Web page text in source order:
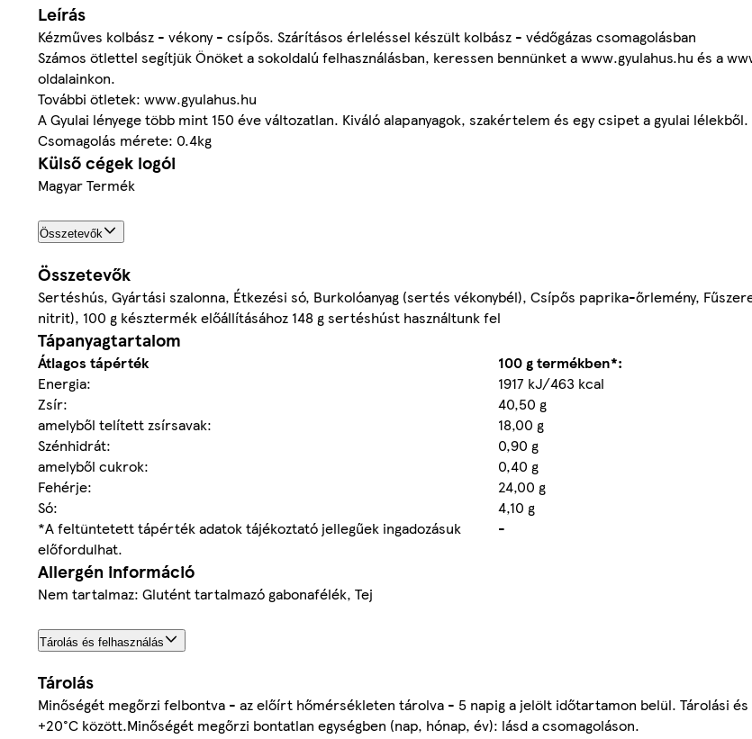
Leírás
Kézműves kolbász - vékony - csípős. Szárításos érleléssel készült kolbász - védőgázas csomagolásban
Számos ötlettel segítjük Önöket a sokoldalú felhasználásban, keressen bennünket a www.gyulahus.hu és a
oldalainkon.
További ötletek: www.gyulahus.hu
A Gyulai lényege több mint 150 éve változatlan. Kiváló alapanyagok, szakértelem és egy csipet a gyulai lélekből.
Csomagolás mérete: 0.4kg
Külső cégek logói
Magyar Termék
Összetevők
Összetevők
Sertéshús, Gyártási szalonna, Étkezési só, Burkolóanyag (sertés vékonybél), Csípős paprika-őrlemény,
nitrit), 100 g késztermék előállításához 148 g sertéshúst használtunk fel
Tápanyagtartalom
Átlagos tápérték
100 g termékben*:
Energia:
1917 kJ/463 kcal
Zsír:
40,50 g
amelyből telített zsírsavak:
18,00 g
Szénhidrát:
0,90 g
amelyből cukrok:
0,40 g
Fehérje:
24,00 g
Só:
4,10 g
*A feltüntetett tápérték adatok tájékoztató jellegűek ingadozásuk
előfordulhat.
-
Allergén információ
Nem tartalmaz: Glutént tartalmazó gabonafélék, Tej
Tárolás és felhasználás
Tárolás
Minőségét megőrzi felbontva - az előírt hőmérsékleten tárolva - 5 napig a jelölt időtartamon belül. Tárolási
+20°C között.Minőségét megőrzi bontatlan egységben (nap, hónap, év): lásd a csomagoláson.